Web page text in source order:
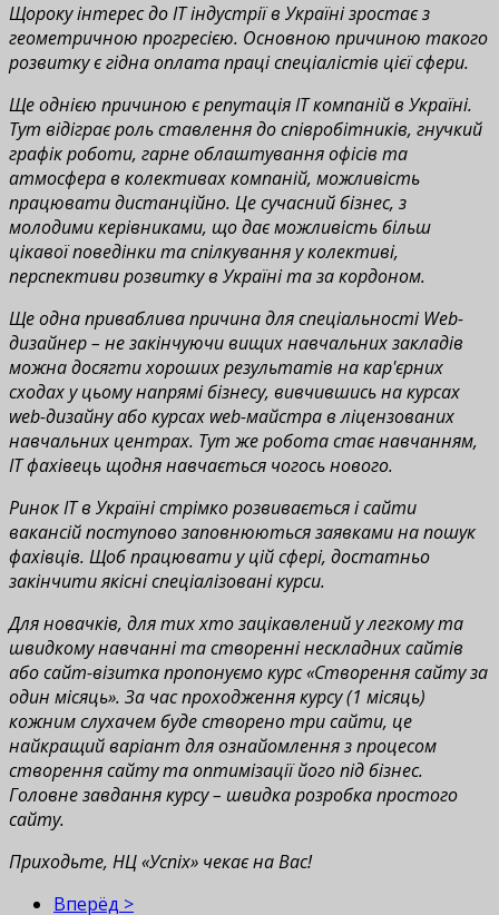
Щороку інтерес до IT індустрії в Україні зростає з
геометричною прогресією. Основною причиною такого
розвитку є гідна оплата праці спеціалістів цієї сфери.
Ще однією причиною є репутація ІТ компаній в Україні.
Тут відіграє роль ставлення до співробітників, гнучкий
графік роботи, гарне облаштування офісів та
атмосфера в колективах компаній, можливість
працювати дистанційно. Це сучасний бізнес, з
молодими керівниками, що дає можливість більш
цікавої поведінки та спілкування у колективі,
перспективи розвитку в Україні та за кордоном.
Ще одна приваблива причина для спеціальності Web-
дизайнер – не закінчуючи вищих навчальних закладів
можна досягти хороших результатів на кар'єрних
сходах у цьому напрямі бізнесу, вивчившись на курсах
web-дизайну або курсах web-майстра в ліцензованих
навчальних центрах. Тут же робота стає навчанням,
IT фахівець щодня навчається чогось нового.
Ринок IT в Україні стрімко розвивається і сайти
вакансій поступово заповнюються заявками на пошук
фахівців. Щоб працювати у цій сфері, достатньо
закінчити якісні спеціалізовані курси.
Для новачків, для тих хто зацікавлений у легкому та
швидкому навчанні та створенні нескладних сайтів
або сайт-візитка пропонуємо курс «Створення сайту за
один місяць». За час проходження курсу (1 місяць)
кожним слухачем буде створено три сайти, це
найкращий варіант для ознайомлення з процесом
створення сайту та оптимізації його під бізнес.
Головне завдання курсу – швидка розробка простого
сайту.
Приходьте, НЦ «Успіх» чекає на Вас!
Вперёд >